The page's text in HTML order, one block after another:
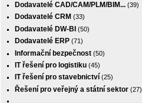
Dodavatelé CAD/CAM/PLM/BIM... (39)
Dodavatelé CRM (33)
Dodavatelé DW-BI (50)
Dodavatelé ERP (71)
Informační bezpečnost (50)
IT řešení pro logistiku (45)
IT řešení pro stavebnictví (25)
Řešení pro veřejný a státní sektor (27)